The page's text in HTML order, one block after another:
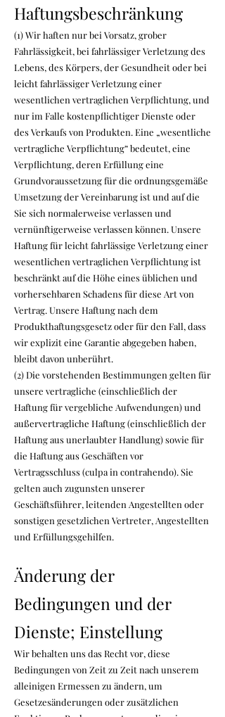
Haftungsbeschränkung
(1) Wir haften nur bei Vorsatz, grober
Fahrlässigkeit, bei fahrlässiger Verletzung des
Lebens, des Körpers, der Gesundheit oder bei
leicht fahrlässiger Verletzung einer
wesentlichen vertraglichen Verpflichtung, und
nur im Falle kostenpflichtiger Dienste oder
des Verkaufs von Produkten. Eine „wesentliche
vertragliche Verpflichtung“ bedeutet, eine
Verpflichtung, deren Erfüllung eine
Grundvoraussetzung für die ordnungsgemäße
Umsetzung der Vereinbarung ist und auf die
Sie sich normalerweise verlassen und
vernünftigerweise verlassen können. Unsere
Haftung für leicht fahrlässige Verletzung einer
wesentlichen vertraglichen Verpflichtung ist
beschränkt auf die Höhe eines üblichen und
vorhersehbaren Schadens für diese Art von
Vertrag. Unsere Haftung nach dem
Produkthaftungsgesetz oder für den Fall, dass
wir explizit eine Garantie abgegeben haben,
bleibt davon unberührt.
(2) Die vorstehenden Bestimmungen gelten für
unsere vertragliche (einschließlich der
Haftung für vergebliche Aufwendungen) und
außervertragliche Haftung (einschließlich der
Haftung aus unerlaubter Handlung) sowie für
die Haftung aus Geschäften vor
Vertragsschluss (culpa in contrahendo). Sie
gelten auch zugunsten unserer
Geschäftsführer, leitenden Angestellten oder
sonstigen gesetzlichen Vertreter, Angestellten
und Erfüllungsgehilfen.
Änderung der
Bedingungen und der
Dienste; Einstellung
Wir behalten uns das Recht vor, diese
Bedingungen von Zeit zu Zeit nach unserem
alleinigen Ermessen zu ändern, um
Gesetzesänderungen oder zusätzlichen